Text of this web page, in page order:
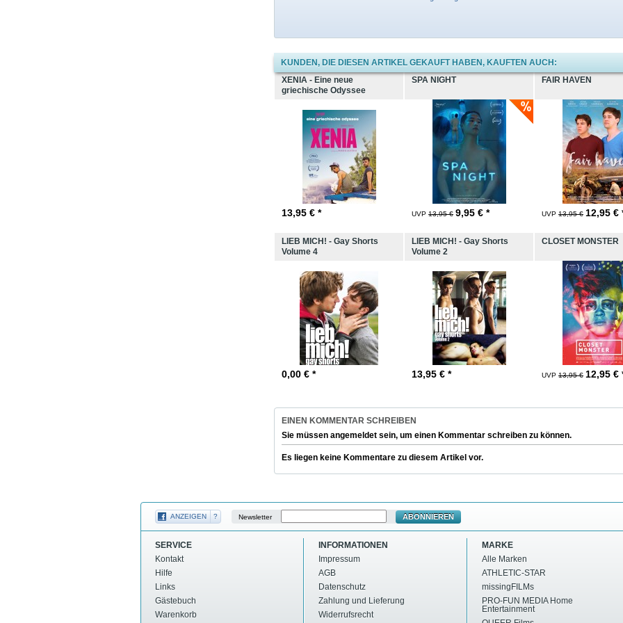
KUNDEN, DIE DIESEN ARTIKEL GEKAUFT HABEN, KAUFTEN AUCH:
XENIA - Eine neue
griechische Odyssee
13,95 € *
SPA NIGHT
UVP 13,95 € 9,95 € *
FAIR HAVEN
UVP 13,95 € 12,95 €
LIEB MICH! - Gay Shorts
Volume 4
0,00 € *
LIEB MICH! - Gay Shorts
Volume 2
13,95 € *
CLOSET MONSTER
UVP 13,95 € 12,95 €
EINEN KOMMENTAR SCHREIBEN
Sie müssen angemeldet sein, um einen Kommentar schreiben zu können.
Es liegen keine Kommentare zu diesem Artikel vor.
ANZEIGEN ? Newsletter ABONNIEREN
SERVICE
Kontakt
Hilfe
Links
Gästebuch
Warenkorb
INFORMATIONEN
Impressum
AGB
Datenschutz
Zahlung und Lieferung
Widerrufsrecht
MARKE
Alle Marken
ATHLETIC-STAR
missingFILMs
PRO-FUN MEDIA Home
Entertainment